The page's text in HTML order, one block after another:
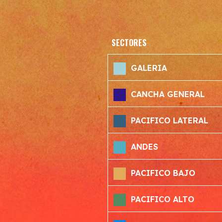
SECTORES
GALERIA
CANCHA GENERAL
PACIFICO LATERAL
ANDES
PACIFICO BAJO
PACIFICO ALTO